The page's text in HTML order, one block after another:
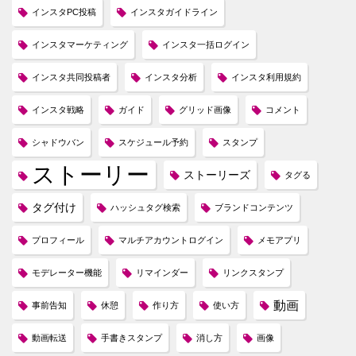
インスタPC投稿 インスタガイドライン
インスタマーケティング インスタ一括ログイン
インスタ共同投稿者 インスタ分析 インスタ利用規約
インスタ戦略 ガイド グリッド画像 コメント
シャドウバン スケジュール予約 スタンプ
ストーリー ストーリーズ タグる
タグ付け ハッシュタグ検索 ブランドコンテンツ
プロフィール マルチアカウントログイン メモアプリ
モデレーター機能 リマインダー リンクスタンプ
事前告知 休憩 作り方 使い方 動画
動画転送 手書きスタンプ 消し方 画像